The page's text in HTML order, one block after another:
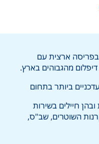
ארצית עם
דיפלום מהגבוהים בארץ.
ביותר בתחום
חיילים בשירות
השוטרים, שב"ס,